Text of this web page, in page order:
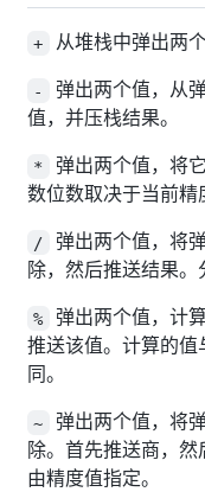
+ 从堆栈中弹出两
-
弹出两个值，从
值，并压栈结果。
*
弹出两个值，将
数位数取决于当前精
/
弹出两个值，将
除，然后推送结果。
%
弹出两个值，计
推送该值。计算的值
同。
~
弹出两个值，将
除。首先推送商，
由精度值指定。